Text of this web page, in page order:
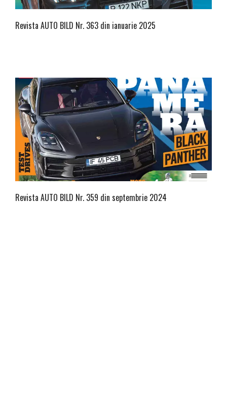
Revista AUTO BILD Nr. 363 din ianuarie 2025
Revista AUTO BILD Nr. 359 din septembrie 2024